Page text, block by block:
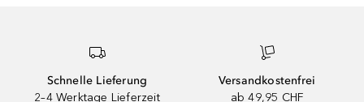
Schnelle Lieferung
2–4 Werktage Lieferzeit
Versandkostenfrei
ab 49,95 CHF